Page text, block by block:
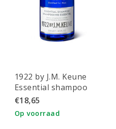
1922 by J.M. Keune
Essential shampoo
€18,65
Op voorraad